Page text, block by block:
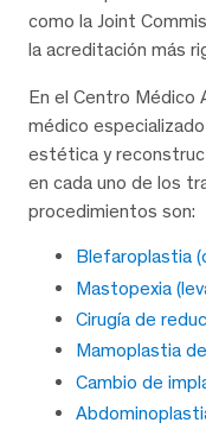
como la Joint
la acreditación más
En el Centro Médico
médico
estética y
en cada uno de los
procedimientos son:
Blefaroplastia
Mastopexia
Cirugía de
Mamoplastia
Cambio de